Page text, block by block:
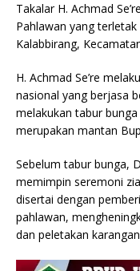
Takalar H. Achmad
Pahlawan yang terletak
Kalabbirang,
H. Achmad Se’re
nasional yang berjasa
melakukan tabur
merupakan mantan
Sebelum tabur bunga,
memimpin seremoni
disertai dengan
pahlawan,
dan peletakan